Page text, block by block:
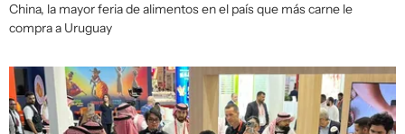
China, la mayor feria de alimentos en el país que más carne le
compra a Uruguay